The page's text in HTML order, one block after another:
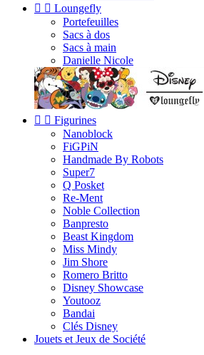
  Loungefly
Portefeuilles
Sacs à dos
Sacs à main
Danielle Nicole
  Figurines
Nanoblock
FiGPiN
Handmade By Robots
Super7
Q Posket
Re-Ment
Noble Collection
Banpresto
Beast Kingdom
Miss Mindy
Jim Shore
Romero Britto
Disney Showcase
Youtooz
Bandai
Clés Disney
Jouets et Jeux de Société